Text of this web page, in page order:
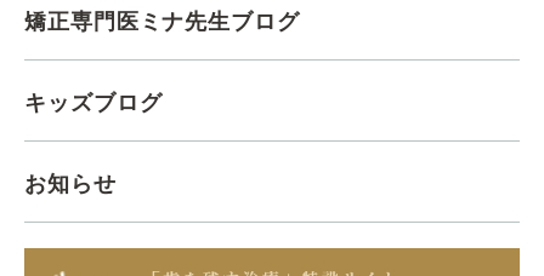
矯正専門医ミナ先生ブログ
キッズブログ
お知らせ